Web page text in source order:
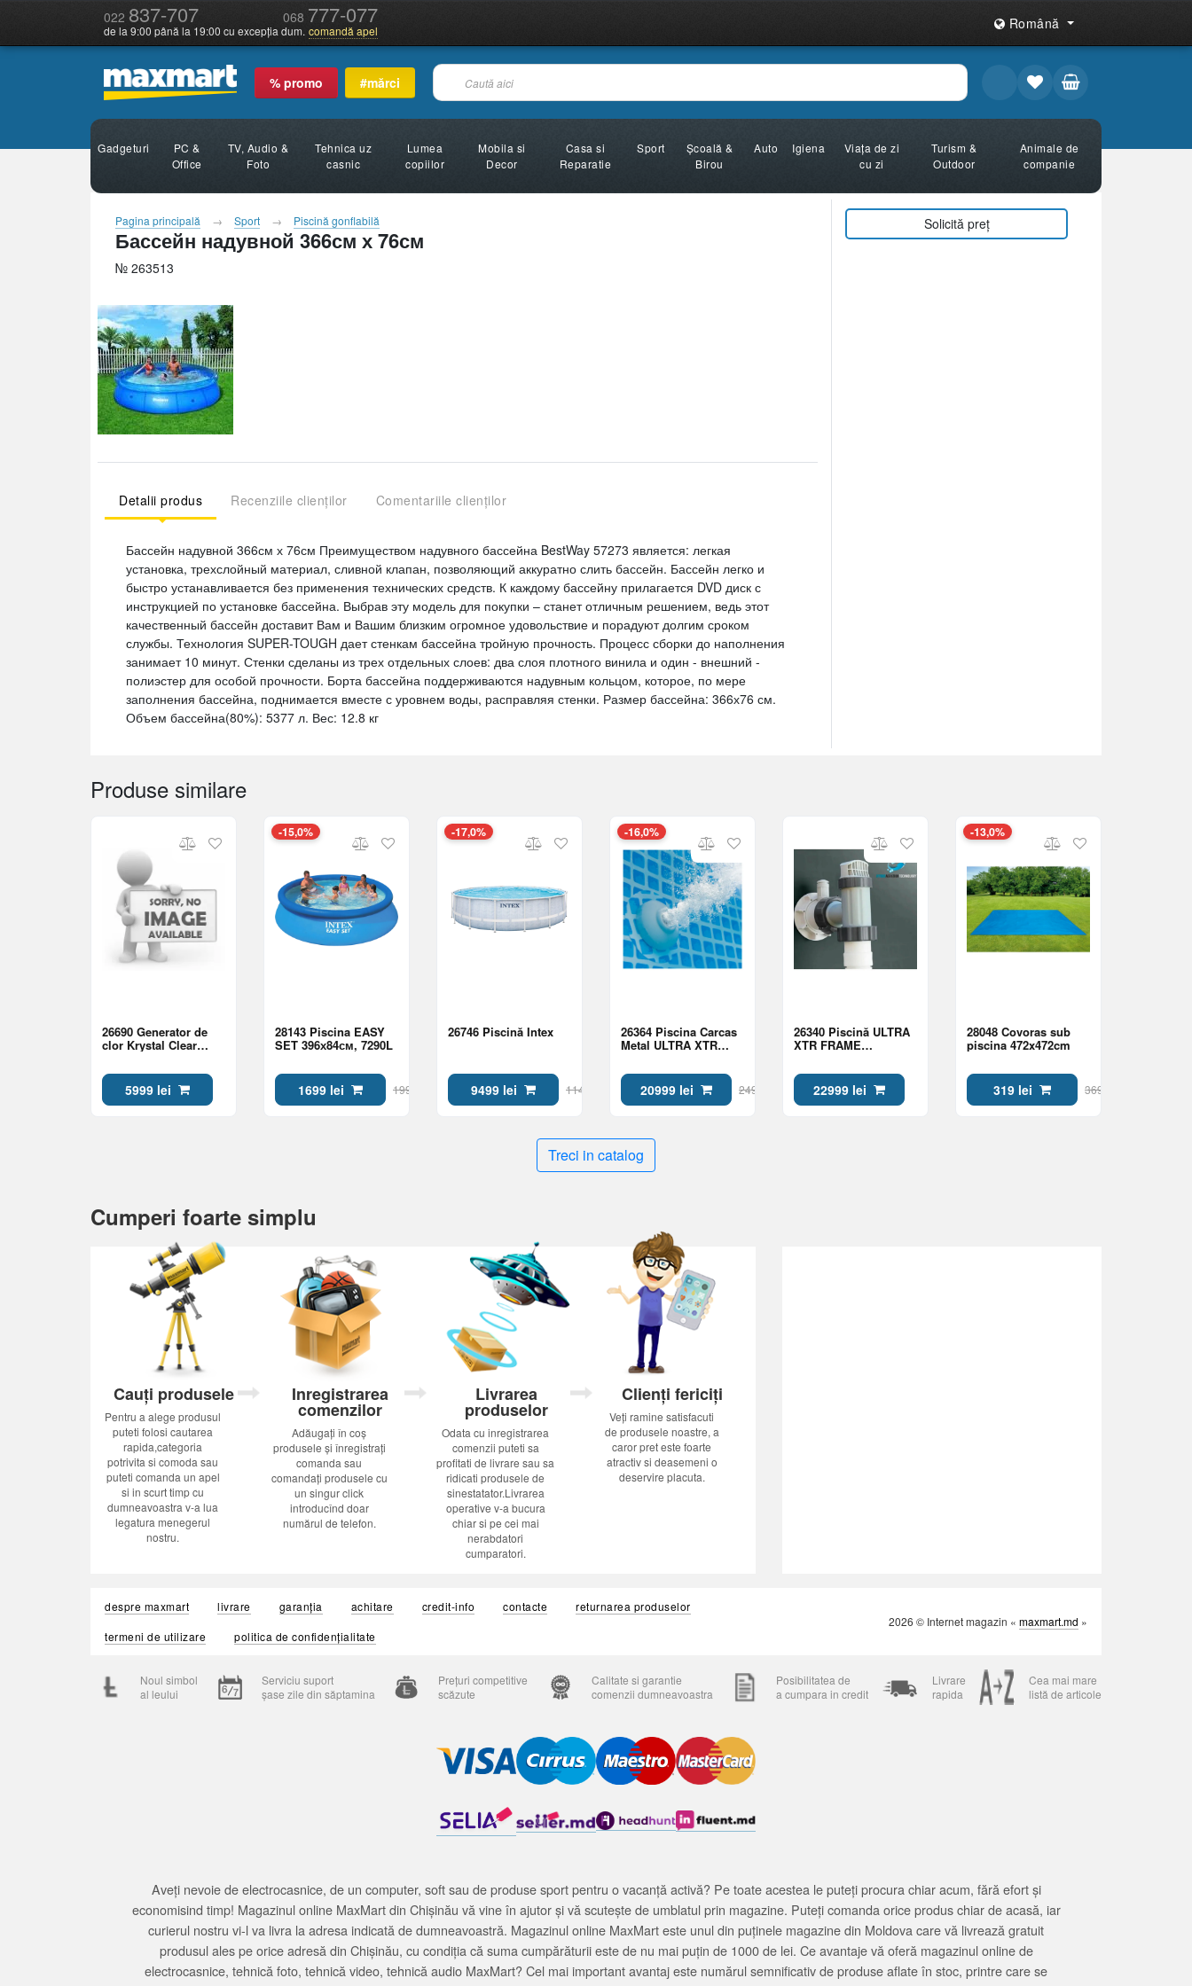
022 837-707 068 777-077
de la 9:00 până la 19:00 cu excepția dum. comandă apel Română
% promo #mărci
Gadgeturi
PC &
Office
TV, Audio &
Foto
Tehnica uz
casnic
Lumea
copiilor
Mobila si
Decor
Casa si
Reparatie
Sport
Şcoală &
Birou
Auto Igiena
Viața de zi
cu zi
Turism &
Outdoor
Animale de
companie
Pagina principală Sport Piscină gonflabilă
Бассейн надувной 366см х 76см
№ 263513
Detalii produs Recenziile clienților Comentariile clienților
Бассейн надувной 366см х 76см Преимуществом надувного бассейна BestWay 57273 является: легкая
установка, трехслойный материал, сливной клапан, позволяющий аккуратно слить бассейн. Бассейн легко и
быстро устанавливается без применения технических средств. К каждому бассейну прилагается DVD диск с
инструкцией по установке бассейна. Выбрав эту модель для покупки – станет отличным решением, ведь этот
качественный бассейн доставит Вам и Вашим близким огромное удовольствие и порадуют долгим сроком
службы. Технология SUPER-TOUGH дает стенкам бассейна тройную прочность. Процесс сборки до наполнения
занимает 10 минут. Стенки сделаны из трех отдельных слоев: два слоя плотного винила и один - внешний -
полиэстер для особой прочности. Борта бассейна поддерживаются надувным кольцом, которое, по мере
заполнения бассейна, поднимается вместе с уровнем воды, расправляя стенки. Размер бассейна: 366х76 см.
Объем бассейна(80%): 5377 л. Вес: 12.8 кг
Solicită preț
Produse similare
26690 Generator de
clor Krystal Clear
piscine pina la 68000L
cu wifi5999 lei
-15,0%
28143 Piscina EASY
SET 396х84см, 7290L
1699 lei 1999 lei
-17,0%
26746 Piscină Intex
9499 lei 11499 lei
-16,0%
26364 Piscina Carcas
Metal ULTRA XTR
732х366х132см,
31805L20999 lei 24999 lei
26340 Piscină ULTRA
XTR FRAME
cadru metalic
22999 lei
-13,0%
28048 Covoras sub
piscina 472x472cm
319 lei 369 lei
Treci in catalog
Cumperi foarte simplu
Cauți produsele
Pentru a alege produsul
puteti folosi cautarea
rapida,categoria
potrivita si comoda sau
puteti comanda un apel
si in scurt timp cu
dumneavoastra v-a lua
legatura menegerul
nostru.
Inregistrarea
comenzilor
Adăugați în coș
produsele și înregistrați
comanda sau
comandați produsele cu
un singur click
introducînd doar
numărul de telefon.
Livrarea
produselor
Odata cu inregistrarea
comenzii puteti sa
profitati de livrare sau sa
ridicati produsele de
sinestatator.Livrarea
operative v-a bucura
chiar si pe cei mai
nerabdatori
cumparatori.
Clienți fericiți
Veți ramine satisfacuti
de produsele noastre, a
caror pret este foarte
atractiv si deasemeni o
deservire placuta.
despre maxmart livrare garanția achitare credit-info contacte
returnarea produselor
termeni de utilizare
politica de confidențialitate
2026 © Internet magazin « maxmart.md »
Noul simbol
al leului
Serviciu suport
șase zile din săptamina
Prețuri competitive
scăzute
Calitate si garantie
comenzii dumneavoastra
Posibilitatea de
a cumpara in credit
Livrare
rapida
Cea mai mare
listă de articole
Aveți nevoie de electrocasnice, de un computer, soft sau de produse sport pentru o vacanță activă? Pe toate acestea le puteți procura chiar acum, fără efort și
economisind timp! Magazinul online MaxMart din Chișinău vă vine în ajutor și vă scutește de umblatul prin magazine. Puteți comanda orice produs chiar de acasă, iar
curierul nostru vi-l va livra la adresa indicată de dumneavoastră. Magazinul online MaxMart este unul din puținele magazine din Moldova care vă livrează gratuit
produsul ales pe orice adresă din Chișinău, cu condiția că suma cumpărăturii este de nu mai puțin de 1000 de lei. Ce avantaje vă oferă magazinul online de
electrocasnice, tehnică foto, tehnică video, tehnică audio MaxMart? Cel mai important avantaj este numărul semnificativ de produse aflate în stoc, printre care se